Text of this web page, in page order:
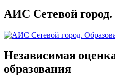
АИС Сетевой город.
Независимая
образования